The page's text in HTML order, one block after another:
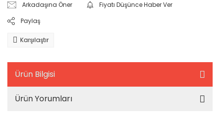
Arkadaşına Öner
Fiyatı Düşünce Haber Ver
Paylaş
Karşılaştır
Ürün Bilgisi
Ürün Yorumları